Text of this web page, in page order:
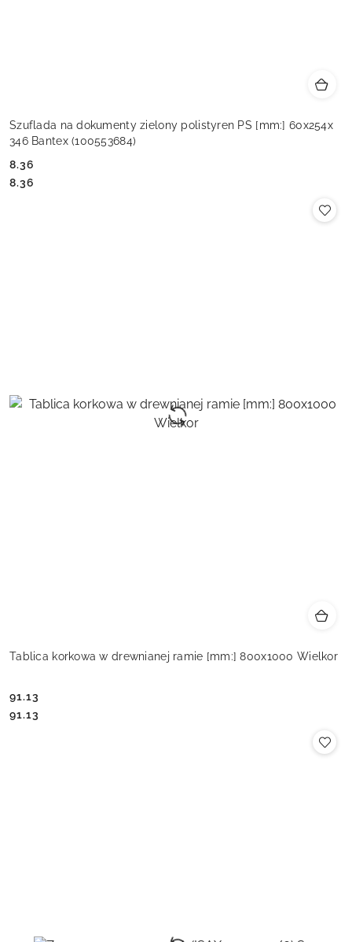
Szuflada na dokumenty zielony polistyren PS [mm:] 60x254x
346 Bantex (100553684)
Cena:
8.36
Cena:
8.36
Tablica korkowa w drewnianej ramie [mm:] 800x1000 Wielkor
Cena:
91.13
Cena:
91.13